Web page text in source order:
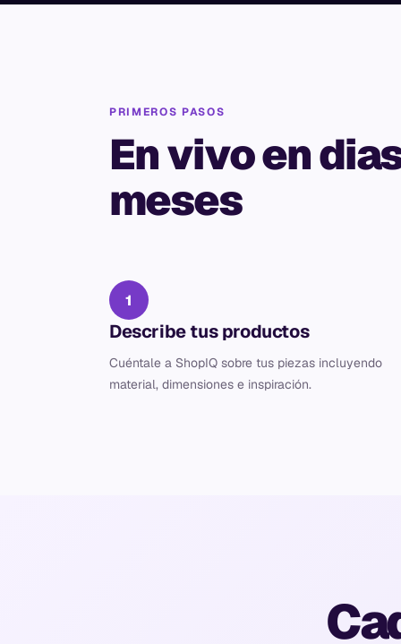
PRIMEROS PASOS
En vivo en
meses
1
Describe tus productos
Cuéntale a ShopIQ sobre tus piezas incluyendo
material, dimensiones e inspiración.